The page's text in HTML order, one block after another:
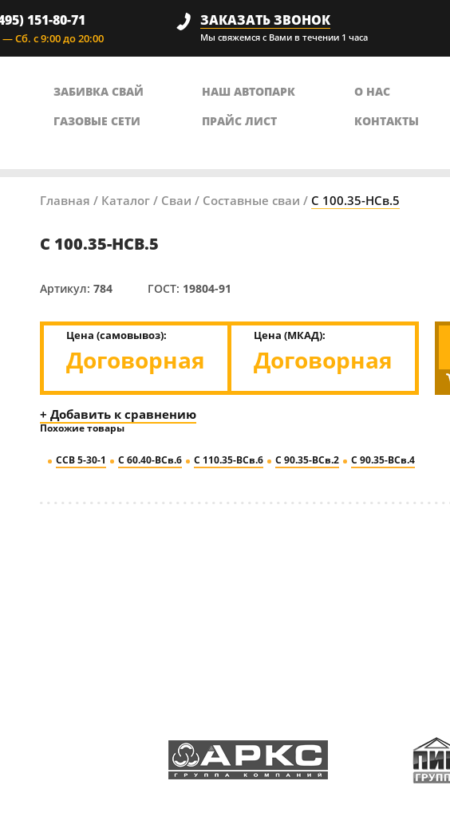
151-80-71
Сб. с 9:00 до 20:00
ЗАКАЗАТЬ ЗВОНОК
Мы свяжемся с Вами в течении 1 часа
ЗАБИВКА СВАЙ
ГАЗОВЫЕ СЕТИ
НАШ АВТОПАРК
ПРАЙС ЛИСТ
О НАС
КОНТАКТЫ
Главная / Каталог / Сваи / Составные сваи / С 100.35-НСв.5
С 100.35-НСВ.5
Артикул: 784 ГОСТ: 19804-91
Цена (самовывоз):
Договорная
Цена (МКАД):
Договорная
+ Добавить к сравнению
Похожие товары
ССВ 5-30-1 С 60.40-ВСв.6 С 110.35-ВСв.6 С 90.35-ВСв.2 С 90.35-ВСв.4